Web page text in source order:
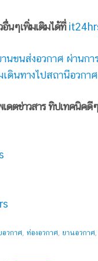
อื่นๆเพิ่มเติมได้ที่
นขนส่งอวกาศ ผ่านก
ดินทางไปสถานีอวกา
ดตข่าวสาร ทิปเทคนิคดี
อวกาศ, ท่องอวกาศ, ยานอวกาศ,